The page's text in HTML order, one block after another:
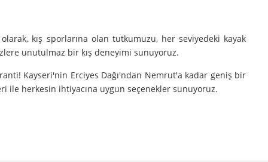
kış sporlarına olan tutkumuzu, her seviyedeki kayak
unutulmaz bir kış deneyimi sunuyoruz.
Kayseri'nin Erciyes Dağı'ndan Nemrut'a kadar geniş bir
ile herkesin ihtiyacına uygun seçenekler sunuyoruz.